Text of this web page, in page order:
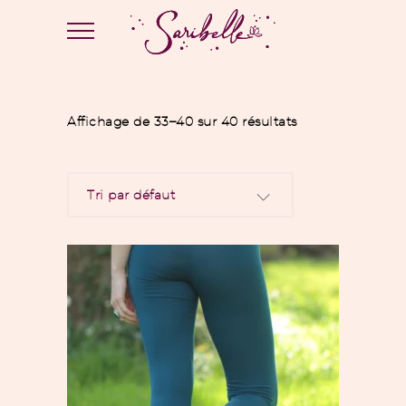
Affichage de 33–40 sur 40 résultats
Tri par défaut
Choix des options
Ce
produit